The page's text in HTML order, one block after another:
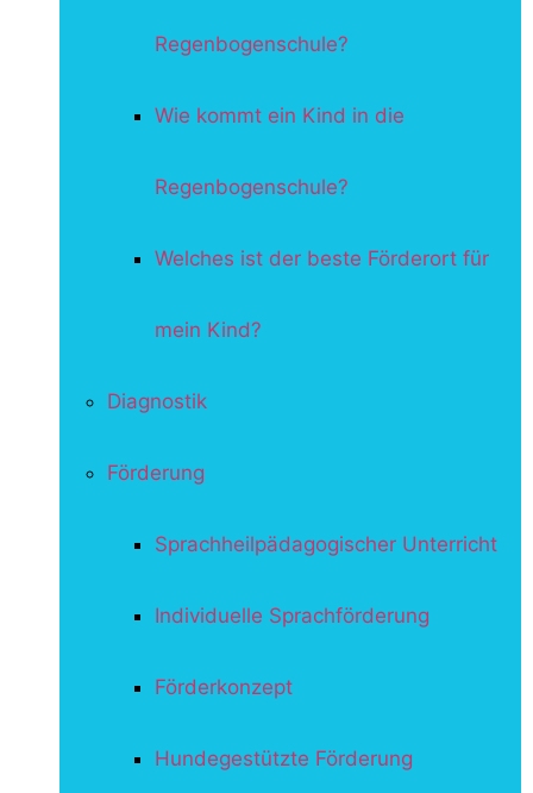
Regenbogenschule?
Wie kommt ein Kind in die
Regenbogenschule?
Welches ist der beste Förderort für
mein Kind?
Diagnostik
Förderung
Sprachheilpädagogischer Unterricht
Individuelle Sprachförderung
Förderkonzept
Hundegestützte Förderung